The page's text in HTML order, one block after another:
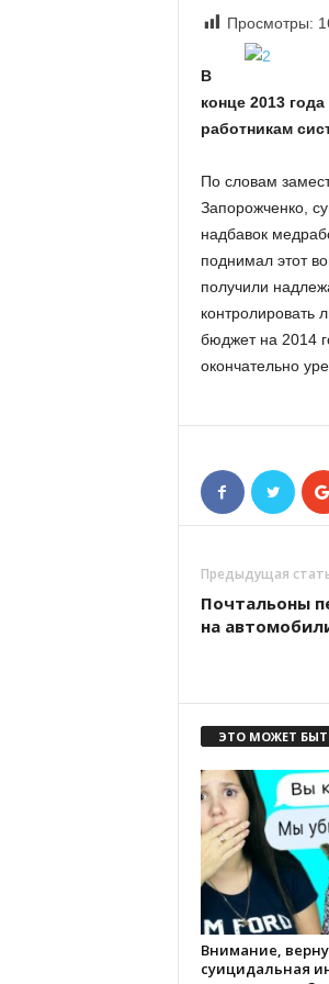
Просмотры:
В
конце 2013
работникам
По словам
Запорожченко,
надбавок
поднимал этот
получили
контролировать
бюджет на 2014
окончательно
Предыдущая
Почтальоны
на
ЭТО МОЖЕТ
Внимание,
суицидальная